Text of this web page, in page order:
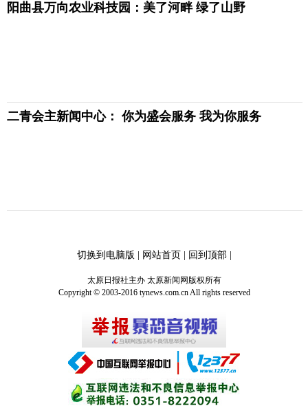
阳曲县万向农业科技园：美了河畔 绿了山野
二青会主新闻中心： 你为盛会服务 我为你服务
切换到电脑版 网站首页 回到顶部|
太原日报社主办 太原新闻网版权所有
Copyright © 2003-2016 tynews.com.cn All rights reserved